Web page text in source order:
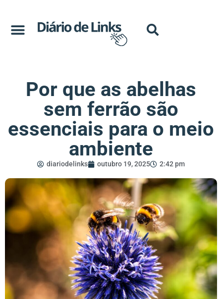
Por que as abelhas
sem ferrão são
essenciais para o meio
ambiente
diariodelinks outubro 19, 2025 2:42 pm